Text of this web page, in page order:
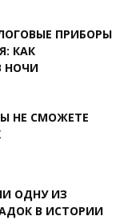
ПРИБОРЫ
КАК
НОЧИ
НЕ СМОЖЕТЕ
ОДНУ ИЗ
В ИСТОРИИ